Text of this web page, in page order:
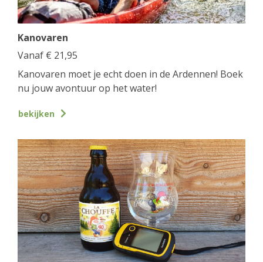
Kanovaren
Vanaf € 21,95
Kanovaren moet je echt doen in de Ardennen! Boek
nu jouw avontuur op het water!
bekijken